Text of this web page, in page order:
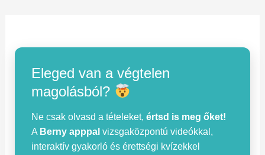
Eleged van a végtelen
magolásból?
Ne csak olvasd a tételeket,értsd is meg őket!
A Berny apppal vizsgaközpontú videókkal,
interaktív gyakorló és érettségi kvízekkel